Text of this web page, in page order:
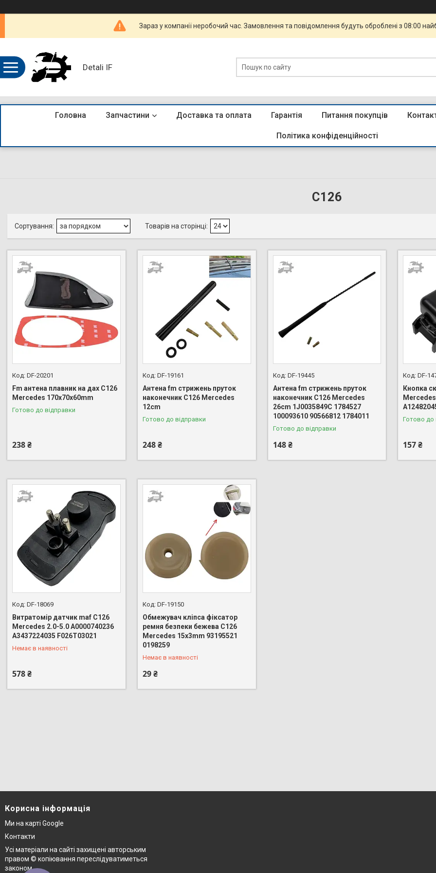
Зараз у компанії неробочий час. Замовлення та повідомлення будуть оброблені з 08:00
Detali IF
Головна Запчастини Доставка та оплата Гарантія Питання покупців
Політика конфіденційності
C126
DF-20201
Fm антена плавник на дах C126
Mercedes 170х70х60mm
Готово до відправки
238 ₴
DF-19161
Антена fm стрижень пруток
наконечник C126 Mercedes
12cm
Готово до відправки
248 ₴
DF-19445
Антена fm стрижень пруток
наконечник C126 Mercedes
26cm 1J0035849C 1784527
100093610 90566812 1784011
Готово до відправки
148 ₴
DF-
Кнопка
Готово до
157 ₴
DF-18069
Витратомір датчик maf C126
Mercedes 2.0-5.0 A0000740236
A3437224035 F026T03021
Немає в наявності
578 ₴
DF-19150
Обмежувач кліпса фіксатор
ремня безпеки бежева C126
Mercedes 15x3mm 93195521
0198259
Немає в наявності
29 ₴
+380 (96) 888-66-44
Корисна інформація
Ми на карті Google
Контакти
Усі матеріали на сайті захищені авторським
правом © копіювання переслідуватиметься
законом